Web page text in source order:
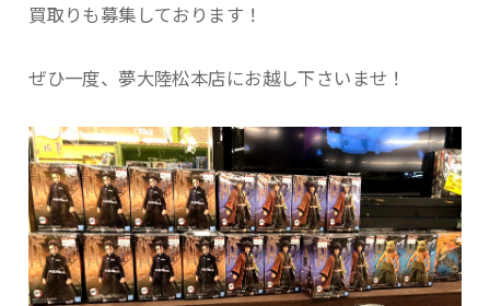
買取りも募集しております！
ぜひ一度、夢大陸松本店にお越し下さいませ！